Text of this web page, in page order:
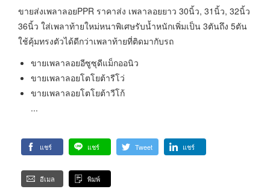
ขายส่งเพลาลอยPPR ราคาส่ง เพลาลอยยาว 30นิ้ว, 31นิ้ว, 32นิ้ว
36นิ้ว ใส่เพลาท้ายใหม่หนาพิเศษรับน้ำหนักเพิ่มเป็น 3ตันถึง 5ตัน
ใช้คุ้มทรงตัวได้ดีกว่าเพลาท้ายที่ติดมากับรถ
ขายเพลาลอยอีซูซุดีแม็กออนิว
ขายเพลาลอยโตโยต้ารีโว่
ขายเพลาลอยโตโยต้าวีโก้
...
แชร์ แชร์ Tweet แชร์
อีเมล พิมพ์